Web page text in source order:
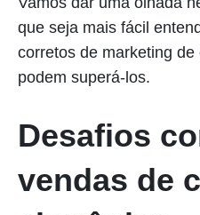
que seja mais fácil
corretos de marketing
podem superá-los.
Desafios
vendas de